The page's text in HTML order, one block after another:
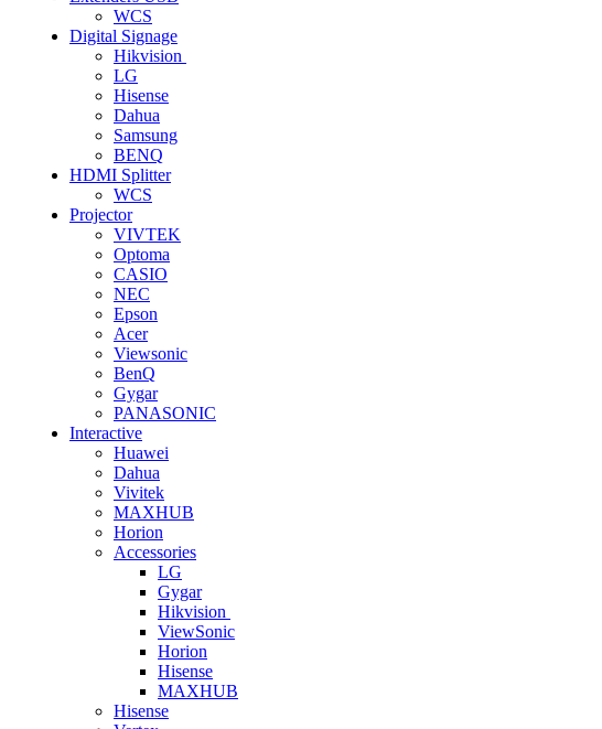
WCS
Digital Signage
Hikvision
LG
Hisense
Dahua
Samsung
BENQ
HDMI Splitter
WCS
Projector
VIVTEK
Optoma
CASIO
NEC
Epson
Acer
Viewsonic
BenQ
Gygar
PANASONIC
Interactive
Huawei
Dahua
Vivitek
MAXHUB
Horion
Accessories
LG
Gygar
Hikvision
ViewSonic
Horion
Hisense
MAXHUB
Hisense